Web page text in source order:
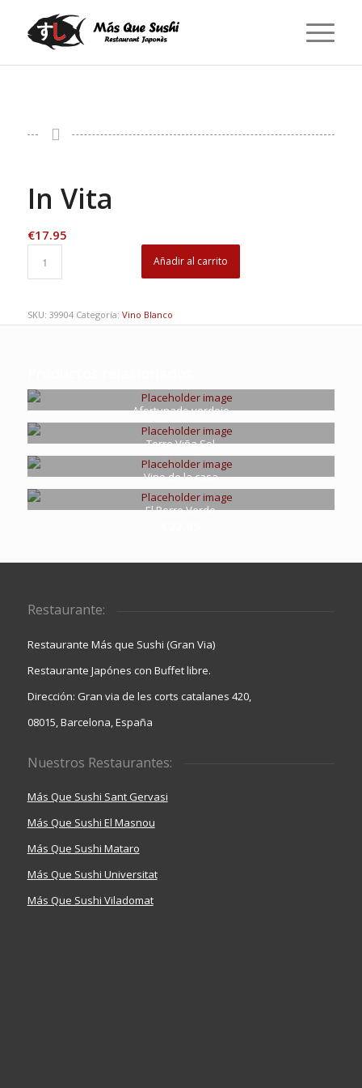
In Vita
€17.95
Añadir al carrito
SKU: 39904 Categoría: Vino Blanco
Afortunado verdejo
€17.95
Torre Viña Sol
€17.95
Vino de la casa
€12.95
El Perro Verde
Restaurante:
Restaurante Más que Sushi (Gran Via)
Restaurante Japónes con Buffet libre.
Dirección: Gran via de les corts catalanes 420,
08015, Barcelona, España
Nuestros Restaurantes:
Más Que Sushi Sant Gervasi
Más Que Sushi El Masnou
Más Que Sushi Mataro
Más Que Sushi Universitat
Más Que Sushi Viladomat